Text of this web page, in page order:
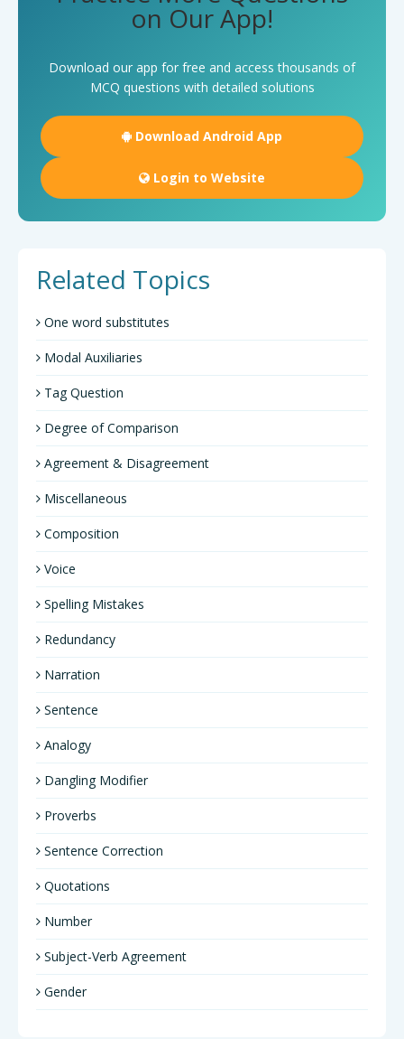
on Our App!
Download our app for free and access thousands of
MCQ questions with detailed solutions
Download Android App
Login to Website
Related Topics
One word substitutes
Modal Auxiliaries
Tag Question
Degree of Comparison
Agreement & Disagreement
Miscellaneous
Composition
Voice
Spelling Mistakes
Redundancy
Narration
Sentence
Analogy
Dangling Modifier
Proverbs
Sentence Correction
Quotations
Number
Subject-Verb Agreement
Gender